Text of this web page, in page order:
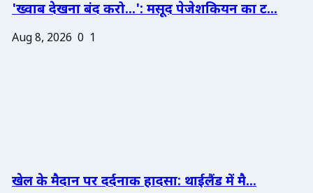
'ख्वाब देखना बंद करो...': मसूद पेजेशकियन का ट...
Aug 8, 2026 0 1
खेल के मैदान पर दर्दनाक हादसा: थाईलैंड में मै...